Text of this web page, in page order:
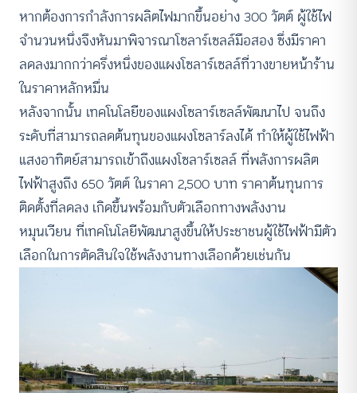
หากต้องการกำลังการผลิตไฟมากขึ้นอย่าง 300 วัตต์ ผู้ใช้ไฟ
จำนวนหนึ่งจึงหันมาพิจารณาโซลาร์เซลล์มือสอง ซึ่งมีราคา
ลดลงมากกว่าครึ่งหนึ่งของแผงโซลาร์เซลล์ที่วางขายหน้าร้าน
ในราคาหลักหมื่น
หลังจากนั้น เทคโนโลยีของแผงโซลาร์เซลล์พัฒนาไป จนถึง
ระดับที่สามารถลดต้นทุนของแผงโซลาร์ลงได้ ทำให้ผู้ใช้ไฟฟ้า
แสงอาทิตย์สามารถเข้าถึงแผงโซลาร์เซลล์ ที่พลังการผลิต
ไฟฟ้าสูงถึง 650 วัตต์ ในราคา 2,500 บาท ราคาต้นทุนการ
ติดตั้งที่ลดลง เกิดขึ้นพร้อมกับตัวเลือกทางพลังงาน
หมุนเวียน ที่เทคโนโลยีพัฒนาสูงขึ้นให้ประชาชนผู้ใช้ไฟฟ้ามีตัว
เลือกในการตัดสินใจใช้พลังงานทางเลือกด้วยเช่นกัน